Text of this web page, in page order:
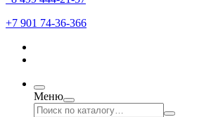
+7 901 74-36-366
Меню